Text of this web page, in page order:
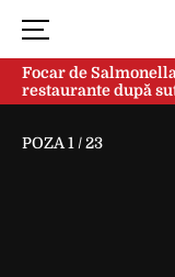
Focar de
restaurante după
POZA 1 /23